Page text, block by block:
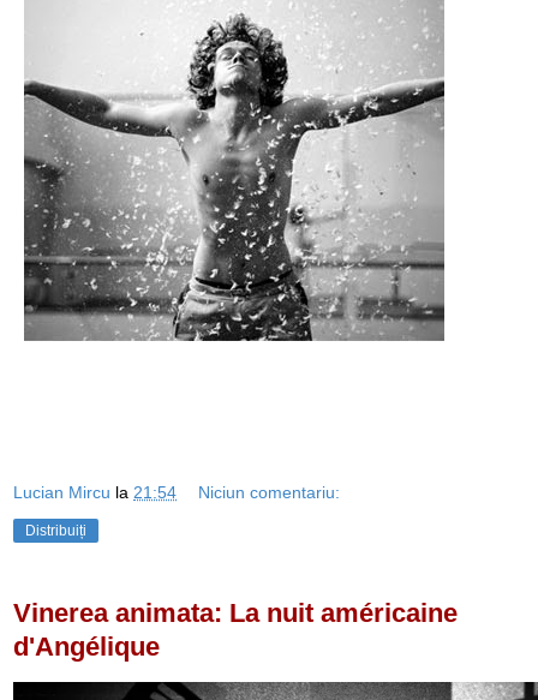
Lucian Mircu la 21:54 Niciun comentariu:
Distribuiți
Vinerea animata: La nuit américaine
d'Angélique